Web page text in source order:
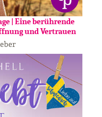
| Eine berührende
und Vertrauen